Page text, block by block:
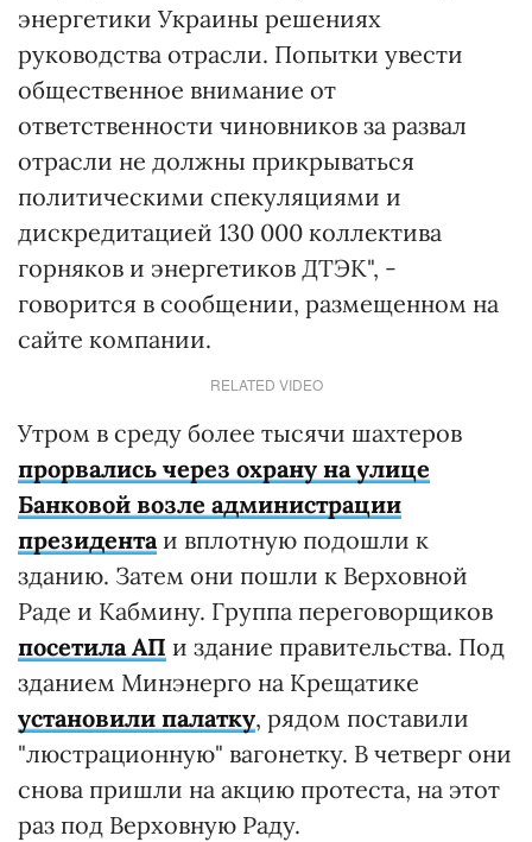
энергетики Украины решениях
руководства отрасли. Попытки увести
общественное внимание от
ответственности чиновников за развал
отрасли не должны прикрываться
политическими спекуляциями и
дискредитацией 130 000 коллектива
горняков и энергетиков ДТЭК", -
говорится в сообщении, размещенном на
сайте компании.
RELATED VIDEO
Утром в среду более тысячи шахтеров
прорвались через охрану на улице
Банковой возле администрации
президентаи вплотную подошли к
зданию. Затем они пошли к Верховной
Раде и Кабмину. Группа переговорщиков
посетила АП и здание правительства. Под
зданием Минэнерго на Крещатике
установили палатку, рядом поставили
"люстрационную" вагонетку. В четверг они
снова пришли на акцию протеста, на этот
раз под Верховную Раду.